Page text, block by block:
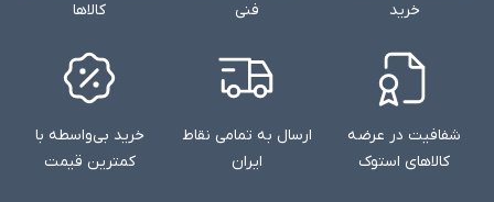
خرید
فنی
کالاها
شفافیت در عرضه
کالاهای استوک
ارسال به تمامی نقاط
ایران
خرید بی‌واسطه با
کمترین قیمت